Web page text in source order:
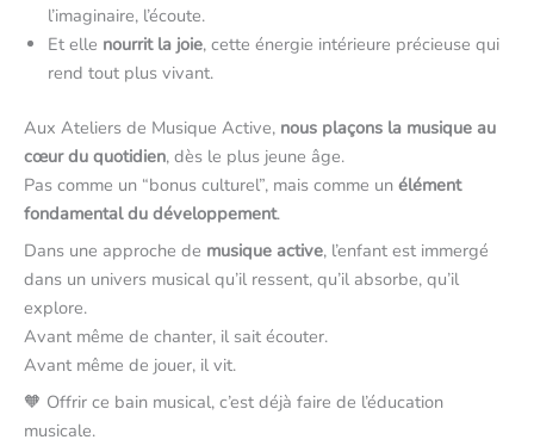
l’imaginaire, l’écoute.
Et elle nourrit la joie, cette énergie intérieure précieuse qui
rend tout plus vivant.
Aux Ateliers de Musique Active, nous plaçons la musique au
cœur du quotidien, dès le plus jeune âge.
Pas comme un “bonus culturel”, mais comme un élément
fondamental du développement.
Dans une approche de musique active, l’enfant est immergé
dans un univers musical qu’il ressent, qu’il absorbe, qu’il
explore.
Avant même de chanter, il sait écouter.
Avant même de jouer, il vit.
🧡 Offrir ce bain musical, c’est déjà faire de l’éducation
musicale.